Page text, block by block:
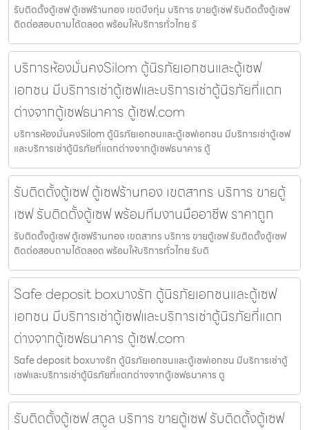
รับติดตั้งตู้เซฟ ตู้เซฟร้านทอง เขตบึงกุ่ม บริการ ขายตู้เซฟ รับติดตั้งตู้เซฟ
ติดต่อสอบถามได้ตลอด พร้อมให้บริการทั่วไทย รั
บริการห้องมั่นคงSilom ตู้นิรภัยเอกชนและตู้เซฟ
เอกชน มีบริการเช่าตู้เซฟและบริการเช่าตู้นิรภัยที่แตก
ต่างจากตู้เซฟธนาคาร ตู้เซฟ.com
บริการห้องมั่นคงSilom ตู้นิรภัยเอกชนและตู้เซฟเอกชน มีบริการเช่าตู้เซฟ
และบริการเช่าตู้นิรภัยที่แตกต่างจากตู้เซฟธนาคาร ตู้
รับติดตั้งตู้เซฟ ตู้เซฟร้านทอง เขตสาทร บริการ ขายตู้
เซฟ รับติดตั้งตู้เซฟ พร้อมทีมงานมืออาชีพ ราคาถูก
รับติดตั้งตู้เซฟ ตู้เซฟร้านทอง เขตสาทร บริการ ขายตู้เซฟ รับติดตั้งตู้เซฟ
ติดต่อสอบถามได้ตลอด พร้อมให้บริการทั่วไทย รับติ
Safe deposit boxบางรัก ตู้นิรภัยเอกชนและตู้เซฟ
เอกชน มีบริการเช่าตู้เซฟและบริการเช่าตู้นิรภัยที่แตก
ต่างจากตู้เซฟธนาคาร ตู้เซฟ.com
Safe deposit boxบางรัก ตู้นิรภัยเอกชนและตู้เซฟเอกชน มีบริการเช่าตู้
เซฟและบริการเช่าตู้นิรภัยที่แตกต่างจากตู้เซฟธนาคาร ตู
รับติดตั้งตู้เซฟ สตูล บริการ ขายตู้เซฟ รับติดตั้งตู้เซฟ